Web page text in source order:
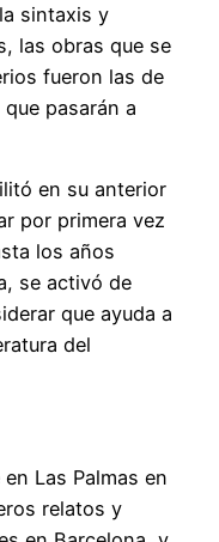
sintaxis y
las obras que se
fueron las de
pasarán a
en su anterior
por primera vez
los años
se activó de
que ayuda a
del
Las Palmas en
relatos y